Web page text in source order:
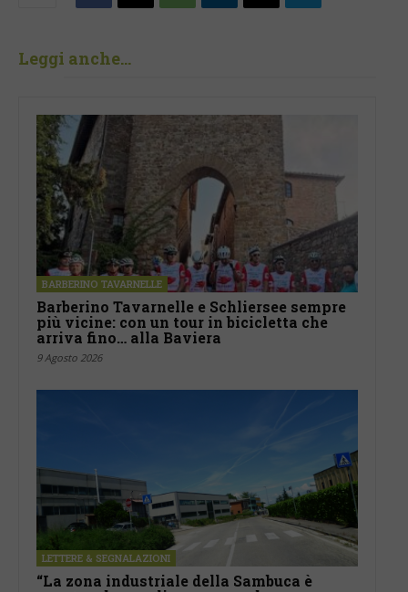
Leggi anche...
BARBERINO TAVARNELLE
Barberino Tavarnelle e Schliersee sempre
più vicine: con un tour in bicicletta che
arriva fino… alla Baviera
9 Agosto 2026
LETTERE & SEGNALAZIONI
“La zona industriale della Sambuca è